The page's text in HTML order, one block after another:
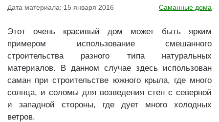
Саманные дома
Дата материала: 15 января 2016
Этот очень красивый дом может быть ярким
примером использование смешанного
строительства разного типа натуральных
материалов. В данном случае здесь использован
саман при строительстве южного крыла, где много
солнца, и соломы для возведения стен с северной
и западной стороны, где дует много холодных
ветров.